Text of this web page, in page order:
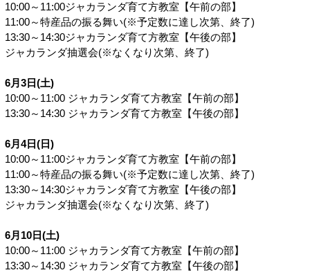
10:00～11:00ジャカランダ育て方教室【午前の部】
11:00～特産品の振る舞い(※予定数に達し次第、終了)
13:30～14:30ジャカランダ育て方教室【午後の部】
ジャカランダ抽選会(※なくなり次第、終了)
6月3日(土)
10:00～11:00 ジャカランダ育て方教室【午前の部】
13:30～14:30 ジャカランダ育て方教室【午後の部】
6月4日(日)
10:00～11:00ジャカランダ育て方教室【午前の部】
11:00～特産品の振る舞い(※予定数に達し次第、終了)
13:30～14:30ジャカランダ育て方教室【午後の部】
ジャカランダ抽選会(※なくなり次第、終了)
6月10日(土)
10:00～11:00 ジャカランダ育て方教室【午前の部】
13:30～14:30 ジャカランダ育て方教室【午後の部】